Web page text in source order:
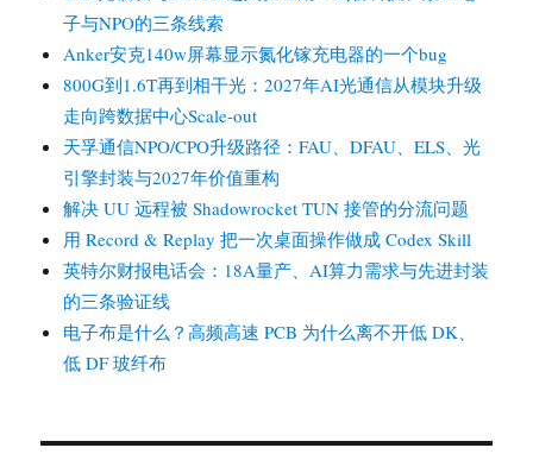
子与NPO的三条线索
Anker安克140w屏幕显示氮化镓充电器的一个bug
800G到1.6T再到相干光：2027年AI光通信从模块升级
走向跨数据中心Scale-out
天孚通信NPO/CPO升级路径：FAU、DFAU、ELS、光
引擎封装与2027年价值重构
解决 UU 远程被 Shadowrocket TUN 接管的分流问题
用 Record & Replay 把一次桌面操作做成 Codex Skill
英特尔财报电话会：18A量产、AI算力需求与先进封装
的三条验证线
电子布是什么？高频高速 PCB 为什么离不开低 DK、
低 DF 玻纤布